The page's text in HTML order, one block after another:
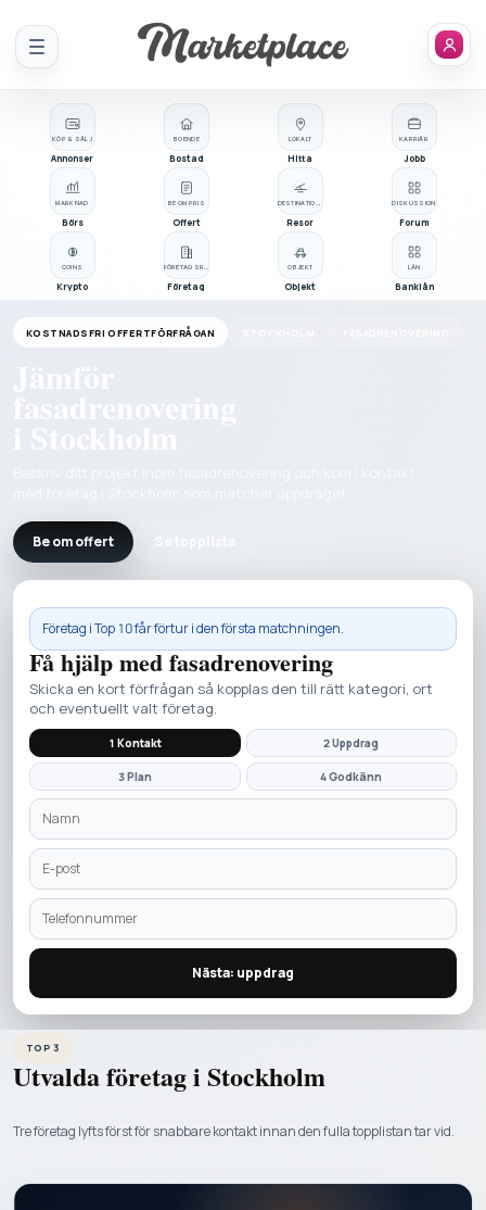
Meny
KÖP & SÄLJ
Annonser
BOENDE
Bostad
OBJEKT
Objekt
BE OM PRIS
Offert
Företag
LÅN
Banklån
MARKNAD
Börs
LOKALT
Hitta
KARRIÄR
Jobb
Resor
COINS
Krypto
DISKUSSION
Forum
KOSTNADSFRI OFFERTFÖRFRÅGAN
Be om offert
Företag iTop 10får förtur i den första matchningen.
Få hjälp medfasadrenovering
Skicka en kort förfrågan så kopplas den till rätt kategori, ort
och eventuellt valt företag.
1 Kontakt 2 Uppdrag
3 Plan 4 Godkänn
Nästa: uppdrag
TOP 3
Utvalda företag i Stockholm
Tre företag lyfts först för snabbare kontakt innan den fulla topplistan tar vid.